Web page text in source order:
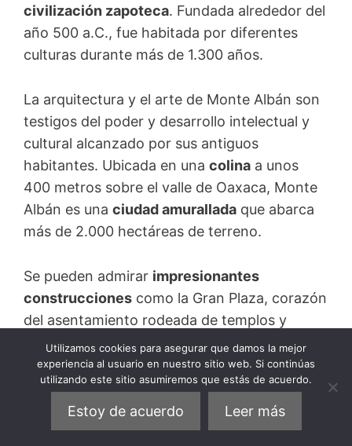
civilización zapoteca. Fundada alrededor del
año 500 a.C., fue habitada por diferentes
culturas durante más de 1.300 años.
La arquitectura y el arte de Monte Albán son
testigos del poder y desarrollo intelectual y
cultural alcanzado por sus antiguos
habitantes. Ubicada en una colina a unos
400 metros sobre el valle de Oaxaca, Monte
Albán es una ciudad amurallada que abarca
más de 2.000 hectáreas de terreno.
Se pueden admirar impresionantes
construcciones como la Gran Plaza, corazón
del asentamiento rodeada de templos y
plataformas. También destacan el Edificio J,
el Juego de Pelota, donde se llevaban a cabo
rituales y ceremonias, el Palacio y las
esculturas conocidas como «los danzantes»,
que representan figuras humanas en diversas
Utilizamos cookies para asegurar que damos la mejor
experiencia al usuario en nuestro sitio web. Si continúas
utilizando este sitio asumiremos que estás de acuerdo.
Estoy de acuerdo Leer más